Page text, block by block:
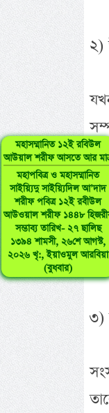
মহাসম্মানিত ১২ই রবিউল
আউয়াল শরীফ আসতে আর
মহাপবিত্র ও মহাসম্মানিত
সাইয়্যিদু সাইয়্যিদিল আ’দাদ
শরীফ পবিত্র ১২ই রবীউল
আউওয়াল শরীফ ১৪৪৮
সম্ভাব্য তারিখ- ২৭ ছালিছ
১৩৯৪ শামসী, ২৬শে আগস্ট,
২০২৬ খৃ:, ইয়াওমুল আরবিয়া
(বুধবার)
২)
হয়
৩)